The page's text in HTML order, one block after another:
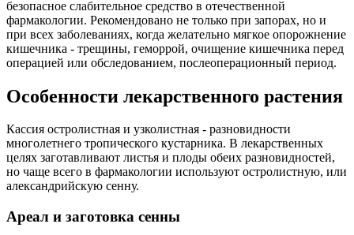
безопасное слабительное средство в отечественной
фармакологии. Рекомендовано не только при запорах, но и
при всех заболеваниях, когда желательно мягкое опорожнение
кишечника - трещины, геморрой, очищение кишечника перед
операцией или обследованием, послеоперационный период.
Особенности лекарственного растения
Кассия остролистная и узколистная - разновидности
многолетнего тропического кустарника. В лекарственных
целях заготавливают листья и плоды обеих разновидностей,
но чаще всего в фармакологии используют остролистную, или
александрийскую сенну.
Ареал и заготовка сенны